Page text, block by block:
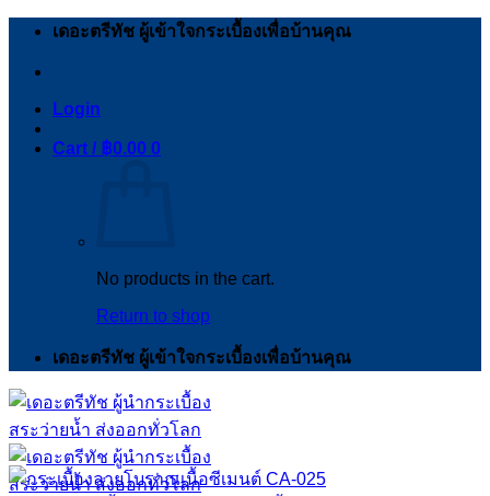
Skip
เดอะตรีทัช ผู้เข้าใจกระเบื้องเพื่อบ้านคุณ
Login
Cart / ฿0.00 0
No products in the cart.
Return to shop
เดอะตรีทัช ผู้เข้าใจกระเบื้องเพื่อบ้านคุณ